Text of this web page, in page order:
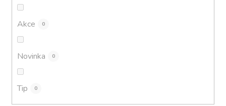
Akce 0
Novinka 0
Tip 0